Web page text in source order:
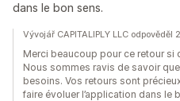
dans le bon sens.
Vývojář CAPITALIPLY LLC
Merci beaucoup pour ce retour si
Nous sommes ravis de savoir
besoins. Vos retours sont
faire évoluer l’application dans le